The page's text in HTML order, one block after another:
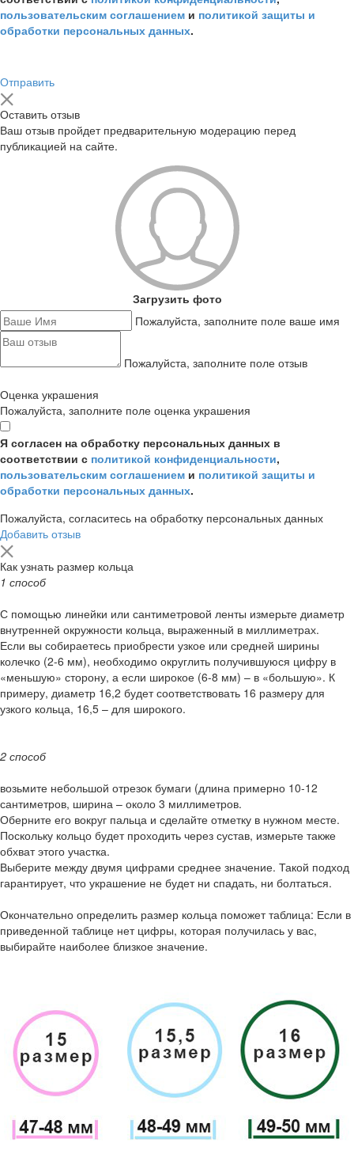
пользовательским соглашением и политикой защиты и
обработки персональных данных.
Отправить
Оставить отзыв
Ваш отзыв пройдет предварительную модерацию перед
публикацией на сайте.
Загрузить фото
Пожалуйста, заполните поле ваше имя
Пожалуйста, заполните поле отзыв
Оценка украшения
Пожалуйста, заполните поле оценка украшения
Я согласен на обработку персональных данных в
соответствии с политикой конфиденциальности,
пользовательским соглашением и политикой защиты и
обработки персональных данных.
Пожалуйста, согласитесь на обработку персональных данных
Добавить отзыв
Как узнать размер кольца
1 способ
С помощью линейки или сантиметровой ленты измерьте диаметр
внутренней окружности кольца, выраженный в миллиметрах.
Если вы собираетесь приобрести узкое или средней ширины
колечко (2-6 мм), необходимо округлить получившуюся цифру в
«меньшую» сторону, а если широкое (6-8 мм) – в «большую». К
примеру, диаметр 16,2 будет соответствовать 16 размеру для
узкого кольца, 16,5 – для широкого.
2 способ
возьмите небольшой отрезок бумаги (длина примерно 10-12
сантиметров, ширина – около 3 миллиметров.
Оберните его вокруг пальца и сделайте отметку в нужном месте.
Поскольку кольцо будет проходить через сустав, измерьте также
обхват этого участка.
Выберите между двумя цифрами среднее значение. Такой подход
гарантирует, что украшение не будет ни спадать, ни болтаться.
Окончательно определить размер кольца поможет таблица: Если в
приведенной таблице нет цифры, которая получилась у вас,
выбирайте наиболее близкое значение.